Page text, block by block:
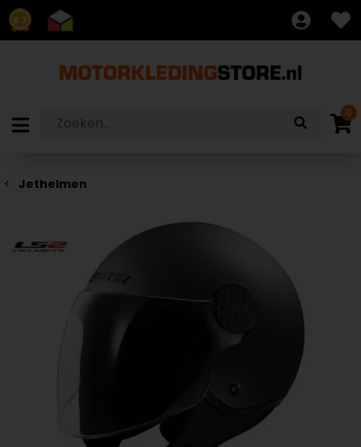
8.7
0
Jethelmen